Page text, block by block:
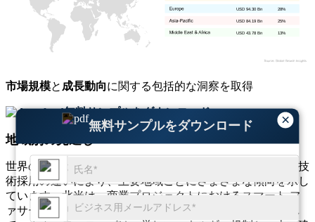
×
無料サンプルをダウンロード
13%
USD 43.78 Bn
25%
USD 84.19 Bn
28%
USD 94.30 Bn
市場規模と 成長動向に関する包括的な洞察を取得
無料サンプルをダウンロード
地域別の見通し
世界のファサード市場は、建設需要、気候帯、建築規制、技
術採用の違いにより、主要地域ごとにさまざまな傾向を示し
ています。北米は、商業プロジェクトにおけるスマート フ
ァサード ソリューションの高度な統合で引き続きリードし